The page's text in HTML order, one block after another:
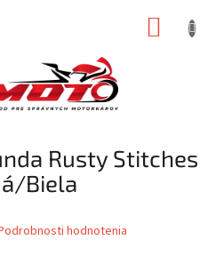
Rusty Stitches
Biela
hodnotenia